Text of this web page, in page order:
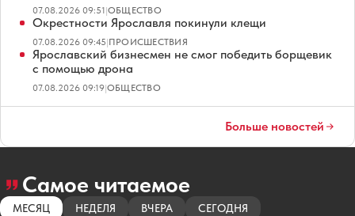
07.08.2026 09:51|ОБЩЕСТВО
Окрестности Ярославля покинули клещи
07.08.2026 09:45|ПРОИСШЕСТВИЯ
Ярославский бизнесмен не смог победить борщевик
с помощью дрона
07.08.2026 09:19|ОБЩЕСТВО
Больше новостей
Самое читаемое
МЕСЯЦ НЕДЕЛЯ ВЧЕРА СЕГОДНЯ